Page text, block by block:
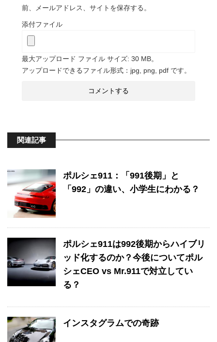
前、メールアドレス、サイトを保存する。
添付ファイル
最大アップロード ファイル サイズ: 30 MB。
アップロードできるファイル形式：jpg, png, pdf です。
関連記事
ポルシェ911：「991後期」と
「992」の違い、小学生にわかる？
ポルシェ911は992後期からハイブリ
ッド化するのか？今後についてポル
シェCEO vs Mr.911で対立してい
る？
インスタグラムでの奇跡